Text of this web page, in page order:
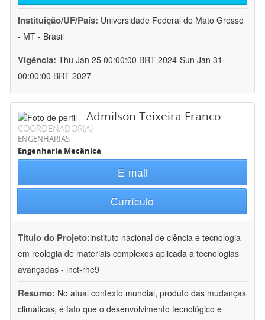
Instituição/UF/País: Universidade Federal de Mato Grosso
- MT - Brasil
Vigência: Thu Jan 25 00:00:00 BRT 2024-Sun Jan 31
00:00:00 BRT 2027
Admilson Teixeira Franco
COORDENADOR(A)
ENGENHARIAS
Engenharia Mecânica
E-mail
Currículo
Título do Projeto:instituto nacional de ciência e tecnologia
em reologia de materiais complexos aplicada a tecnologias
avançadas - inct-rhe9
Resumo: No atual contexto mundial, produto das mudanças
climáticas, é fato que o desenvolvimento tecnológico e